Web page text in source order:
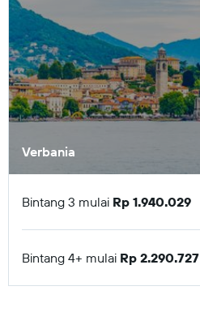
Verbania
Bintang 3 mulai Rp 1.940.029
Bintang 4+ mulai Rp 2.290.727